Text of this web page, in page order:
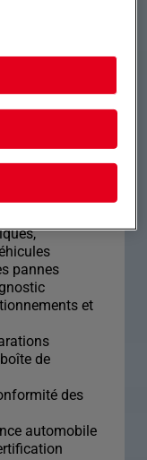
e de
ans
pannes
et
de
des
automobile